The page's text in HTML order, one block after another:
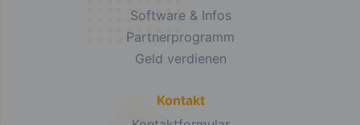
Software & Infos
Partnerprogramm
Geld verdienen
Kontakt